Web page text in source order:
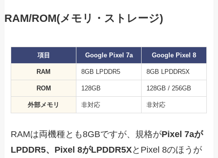
RAM/ROM(メモリ・ストレージ)
項目 Google Pixel 7a Google Pixel 8
RAM 8GB LPDDR5 8GB LPDDR5X
ROM 128GB 128GB / 256GB
外部メモリ 非対応 非対応
RAMは両機種とも8GBですが、規格がPixel 7aが
LPDDR5、Pixel 8がLPDDR5XとPixel 8のほうが